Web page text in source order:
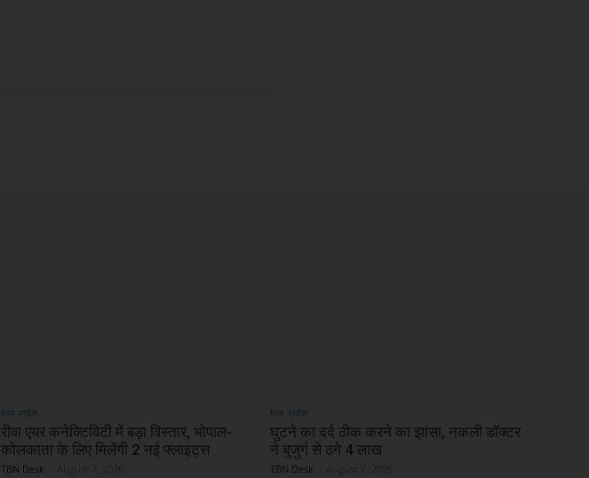
मध्य प्रदेश
रीवा एयर कनेक्टिविटी में बड़ा विस्तार, भोपाल-
कोलकाता के लिए मिलेंगी 2 नई फ्लाइट्स
TBN Desk
मध्य प्रदेश
घुटने का दर्द ठीक करने का झांसा, नकली डॉक्टर
ने बुजुर्ग से ठगे 4 लाख
TBN Desk